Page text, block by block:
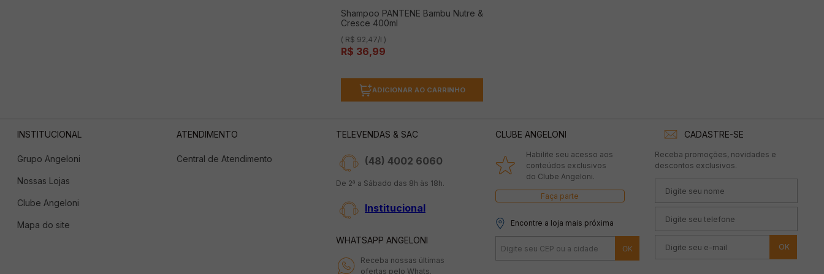
Shampoo PANTENE Bambu Nutre &
Cresce 400ml
( R$ 92,47/l )
R$ 36,99
ADICIONAR AO CARRINHO
INSTITUCIONAL
Grupo Angeloni
Nossas Lojas
Clube Angeloni
Mapa do site
ATENDIMENTO
Central de Atendimento
TELEVENDAS & SAC
(48) 4002 6060
De 2ª a Sábado das 8h às 18h.
Institucional
WHATSAPP ANGELONI
Receba nossas últimas
ofertas pelo Whats.
CLUBE ANGELONI
Habilite seu acesso aos
conteúdos exclusivos
do Clube Angeloni.
Faça parte
Encontre a loja mais próxima
CADASTRE-SE
Receba promoções, novidades e
descontos exclusivos.
OK